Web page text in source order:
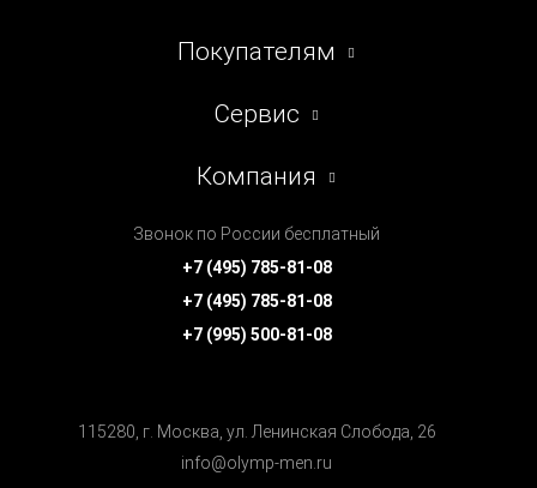
Покупателям
Сервис
Компания
Звонок по России бесплатный
+7 (495) 785-81-08
+7 (495) 785-81-08
+7 (995) 500-81-08
115280, г. Москва, ул. Ленинская Cлобода, 26
info@olymp-men.ru